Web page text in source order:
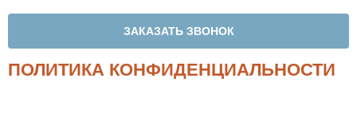
ЗАКАЗАТЬ ЗВОНОК
ПОЛИТИКА КОНФИДЕНЦИАЛЬНОСТИ